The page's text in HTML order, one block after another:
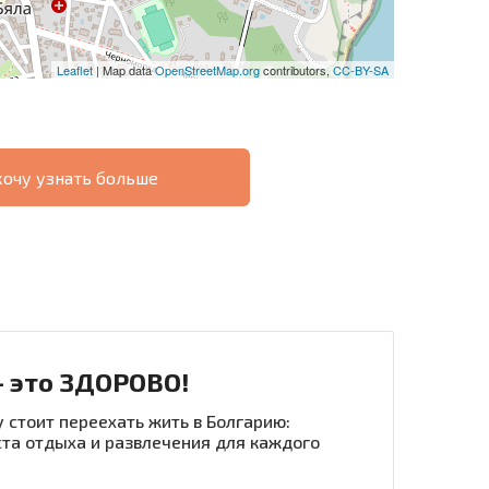
Leaflet| Map dataOpenStreetMap.orgcontributors,CC-BY-SA
узнать больше
| Нажимая кнопку, вы разрешаете
это ЗДОРОВО!
переехать жить в Болгарию:
отдыха и развлечения для каждого